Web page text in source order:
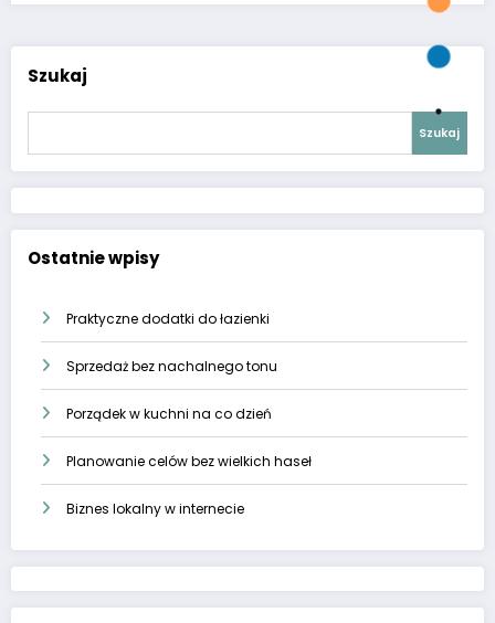
Szukaj
Szukaj
Ostatnie wpisy
Praktyczne dodatki do łazienki
Sprzedaż bez nachalnego tonu
Porządek w kuchni na co dzień
Planowanie celów bez wielkich haseł
Biznes lokalny w internecie